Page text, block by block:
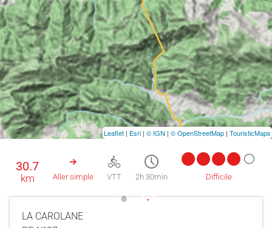
30.7
km Aller simple VTT 2h 30min Difficile
LA CAROLANE
Leaflet | Esri | © IGN | © OpenStreetMap | TouristicMaps